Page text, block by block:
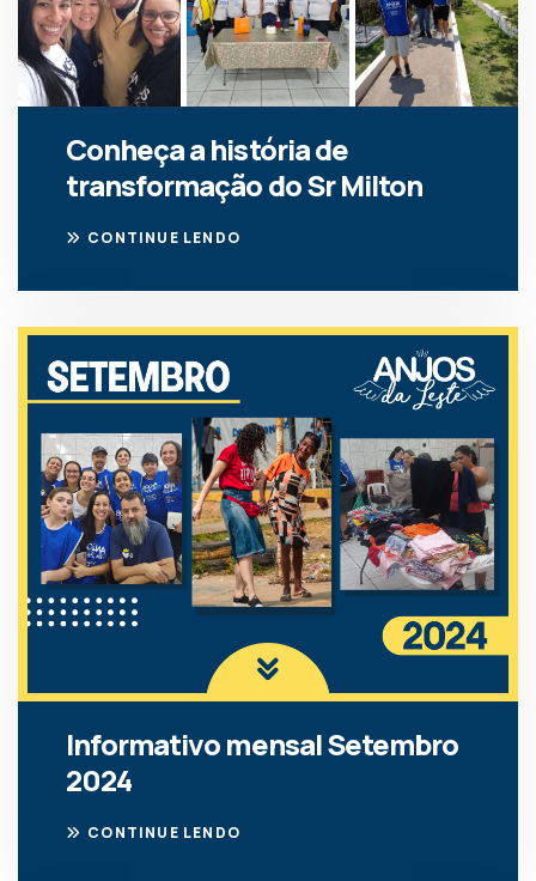
Conheça a história de
transformação do Sr Milton
CONTINUE LENDO
Informativo mensal Setembro
2024
CONTINUE LENDO